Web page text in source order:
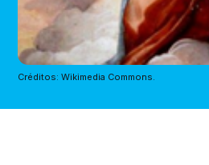
Créditos: Wikimedia Commons.